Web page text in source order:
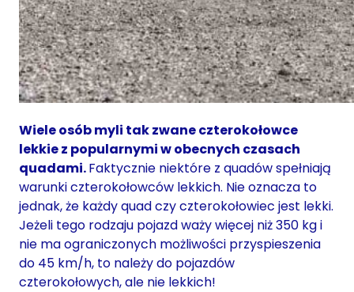
Wiele osób myli tak zwane czterokołowce
lekkie z popularnymi w obecnych czasach
quadami.Faktycznie niektóre z quadów spełniają
warunki czterokołowców lekkich. Nie oznacza to
jednak, że każdy quad czy czterokołowiec jest lekki.
Jeżeli tego rodzaju pojazd waży więcej niż 350 kg i
nie ma ograniczonych możliwości przyspieszenia
do 45 km/h, to należy do pojazdów
czterokołowych, ale nie lekkich!